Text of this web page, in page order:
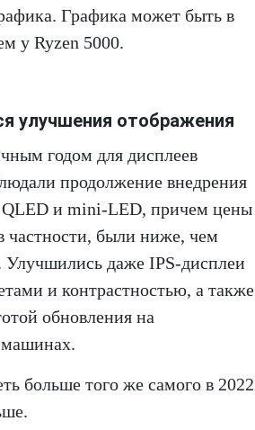
Графика может быть в
у Ryzen 5000.
улучшения отображения
годом для дисплеев
продолжение внедрения
QLED и mini-LED, причем цены
частности, были ниже, чем
Улучшились даже IPS-дисплеи
и контрастностью, а также
обновления на
машинах.
больше того же самого в 2022